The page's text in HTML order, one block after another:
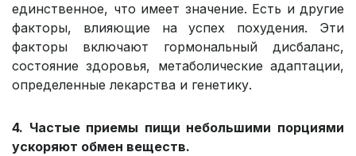
единственное, что имеет значение. Есть и другие
факторы, влияющие на успех похудения. Эти
факторы включают гормональный дисбаланс,
состояние здоровья, метаболические адаптации,
определенные лекарства и генетику.
4. Частые приемы пищи небольшими порциями
ускоряют обмен веществ.